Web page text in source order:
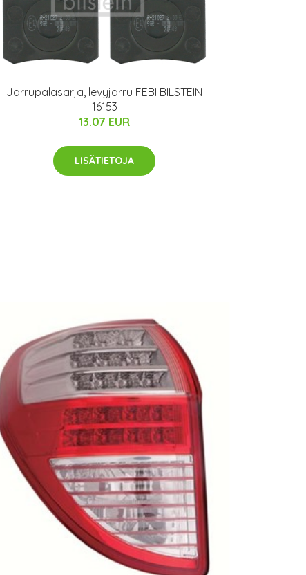
Jarrupalasarja, levyjarru FEBI BILSTEIN
16153
13.07 EUR
LISÄTIETOJA